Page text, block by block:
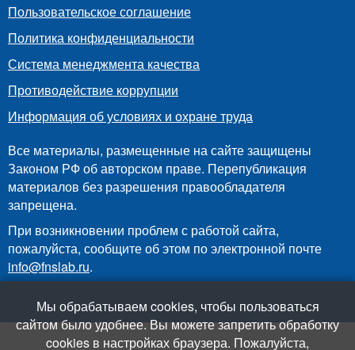
Пользовательское соглашение
Политика конфиденциальности
Система менеджмента качества
Противодействие коррупции
Информация об условиях и охране труда
Все материалы, размещенные на сайте защищены
Законом РФ об авторском праве. Перепубликация
материалов без разрешения правообладателя
запрещена.
При возникновении проблем с работой сайта,
пожалуйста, сообщите об этом по электронной почте
info@fnslab.ru.
Мы обрабатываем cookies, чтобы пользоваться
сайтом было удобнее. Вы можете запретить обработку
cookies в настройках браузера. Пожалуйста,